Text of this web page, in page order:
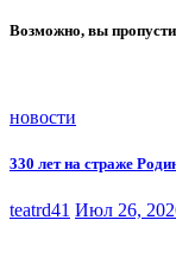
Возможно, вы
новости
330 лет на страже
teatrd41 Июл 26,